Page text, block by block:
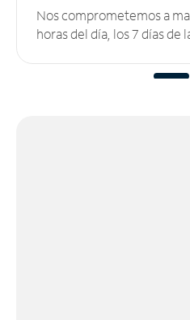
Nos comprometemos a
horas del día, los 7 días de